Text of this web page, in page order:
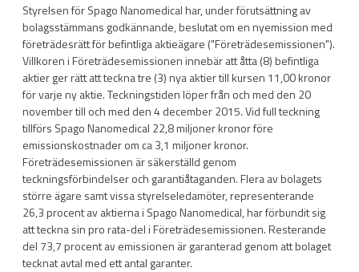
Styrelsen för Spago Nanomedical har, under förutsättning av
bolagsstämmans godkännande, beslutat om en nyemission med
företrädesrätt för befintliga aktieägare ("Företrädesemissionen").
Villkoren i Företrädesemissionen innebär att åtta (8) befintliga
aktier ger rätt att teckna tre (3) nya aktier till kursen 11,00 kronor
för varje ny aktie. Teckningstiden löper från och med den 20
november till och med den 4 december 2015. Vid full teckning
tillförs Spago Nanomedical 22,8 miljoner kronor före
emissionskostnader om ca 3,1 miljoner kronor.
Företrädesemissionen är säkerställd genom
teckningsförbindelser och garantiåtaganden. Flera av bolagets
större ägare samt vissa styrelseledamöter, representerande
26,3 procent av aktierna i Spago Nanomedical, har förbundit sig
att teckna sin pro rata-del i Företrädesemissionen. Resterande
del 73,7 procent av emissionen är garanterad genom att bolaget
tecknat avtal med ett antal garanter.